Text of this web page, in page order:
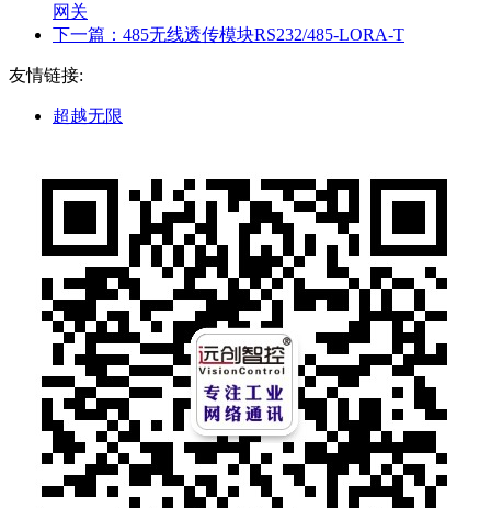
网关
下一篇： 485无线透传模块RS232/485-LORA-T
友情链接:
超越无限